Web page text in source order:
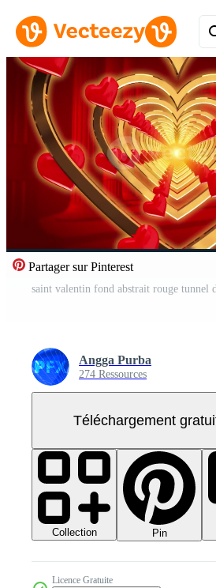
Partager sur Pinterest
Angga Purba
274 Ressources
Téléchargement
Collection Pin
Licence Gratuite